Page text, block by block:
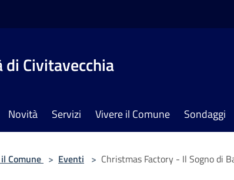
di Civitavecchia
Novità Servizi Vivere il Comune Sondaggi
Comune > Eventi > Christmas Factory - Il Sogno di